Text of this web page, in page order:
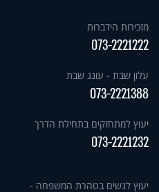
מזכירות הידברות
073-2221222
עלון שבת - עונג שבת
073-2221388
יעוץ למתחזקים בתחילת הדרך
073-2221232
יעוץ לנשים בטהרת המשפחה -